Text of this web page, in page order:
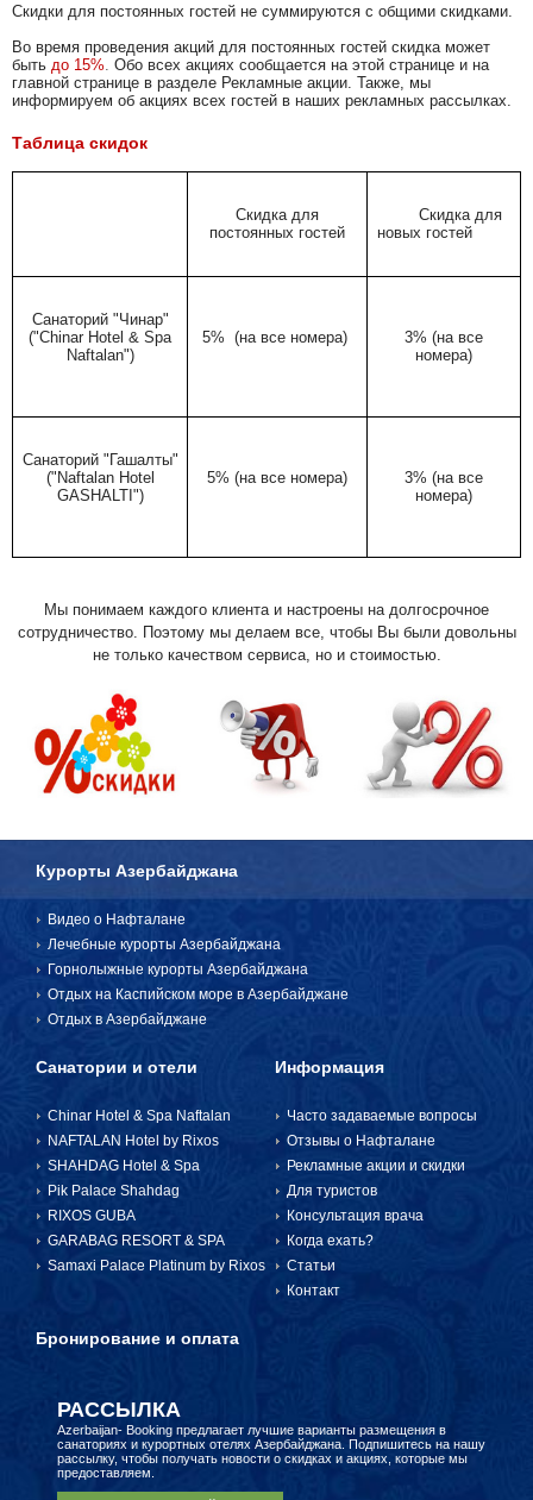
Часто задаваемые вопросы
Отзывы о Нафталане
Отдых в Азербайджане на
море
Контакт
Скидки для постоянных гостей не суммируются с общими скидками.
Во время проведения акций для постоянных гостей скидка может
быть до 15% Обо всех акциях сообщается на этой странице и на
главной странице в разделе Рекламные акции. Также, мы
информируем об акциях всех гостей в наших рекламных рассылках.
Таблица скидок
Скидка для
постоянных гостей
Скидка для
новых гостей
Санаторий "Чинар"
("Chinar Hotel & Spa
Naftalan")
5% (на все номера) 3% (на все
номера)
Санаторий " Гашалты"
(" Naftalan Hotel
GASHALTI ")
5% (на все номера)
3% (на все
номера)
Мы понимаем каждого клиента и настроены на долгосрочное
сотрудничество. Поэтому мы делаем все, чтобы Вы были довольны
не только качеством сервиса, но и стоимостью.
Курорты Азербайджана
Видео о Нафталане
Лечебные курорты Азербайджана
Горнолыжные курорты Азербайджана
Отдых на Каспийском море в Азербайджане
Отдых в Азербайджане
Санатории и отели
Chinar Hotel & Spa Naftalan
NAFTALAN Hotel by Rixos
SHAHDAG Hotel & Spa
Pik Palace Shahdag
RIXOS GUBA
GARABAG RESORT & SPA
Samaxi Palace Platinum by Rixos
Информация
Часто задаваемые вопросы
Отзывы о Нафталане
Рекламные акции и скидки
Для туристов
Консультация врача
Когда ехать?
Статьи
Контакт
Бронирование и оплата
РАССЫЛКА
Azerbaijan- Booking предлагает лучшие варианты размещения в
санаториях и курортных отелях Азербайджана. Подпишитесь на нашу
рассылку, чтобы получать новости о скидках и акциях, которые мы
предоставляем.